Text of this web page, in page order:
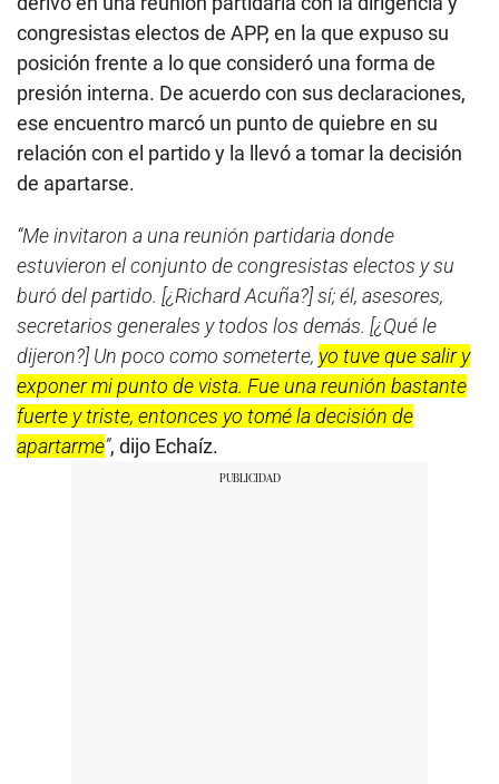
congresistas electos de APP, en la que expuso su
posición frente a lo que consideró una forma de
presión interna. De acuerdo con sus declaraciones,
ese encuentro marcó un punto de quiebre en su
relación con el partido y la llevó a tomar la decisión
de apartarse.
“Me invitaron a una reunión partidaria donde
estuvieron el conjunto de congresistas electos y su
buró del partido. [¿Richard Acuña?] sí; él, asesores,
secretarios generales y todos los demás. [¿Qué le
dijeron?] Un poco como someterte, yo tuve que salir y
exponer mi punto de vista. Fue una reunión bastante
fuerte y triste, entonces yo tomé la decisión de
apartarme”, dijo Echaíz.